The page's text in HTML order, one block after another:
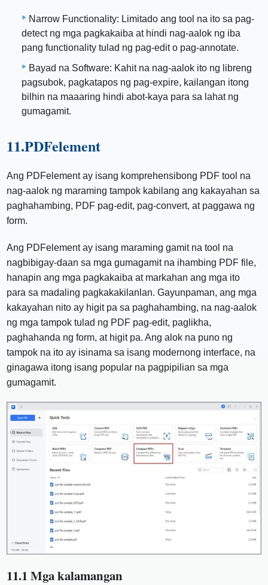
Narrow Functionality: Limitado ang tool na ito sa pag-
detect ng mga pagkakaiba at hindi nag-aalok ng iba
pang functionality tulad ng pag-edit o pag-annotate.
Bayad na Software: Kahit na nag-aalok ito ng libreng
pagsubok, pagkatapos ng pag-expire, kailangan itong
bilhin na maaaring hindi abot-kaya para sa lahat ng
gumagamit.
11.PDFelement
Ang PDFelement ay isang komprehensibong PDF tool na
nag-aalok ng maraming tampok kabilang ang kakayahan sa
paghahambing, PDF pag-edit, pag-convert, at paggawa ng
form.
Ang PDFelement ay isang maraming gamit na tool na
nagbibigay-daan sa mga gumagamit na ihambing PDF file,
hanapin ang mga pagkakaiba at markahan ang mga ito
para sa madaling pagkakakilanlan. Gayunpaman, ang mga
kakayahan nito ay higit pa sa paghahambing, na nag-aalok
ng mga tampok tulad ng PDF pag-edit, paglikha,
paghahanda ng form, at higit pa. Ang alok na puno ng
tampok na ito ay isinama sa isang modernong interface, na
ginagawa itong isang popular na pagpipilian sa mga
gumagamit.
11.1 Mga kalamangan